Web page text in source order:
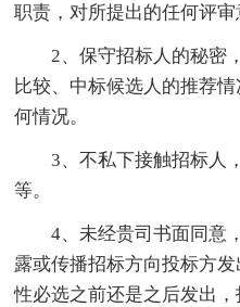
职责，对所提出的任何评审
2、保守招标人的秘密，
比较、中标候选人的推荐
何情况。
3、不私下接触招标人
等。
4、未经贵司书面同意，
露或传播招标方向投标方
性必选之前还是之后发出